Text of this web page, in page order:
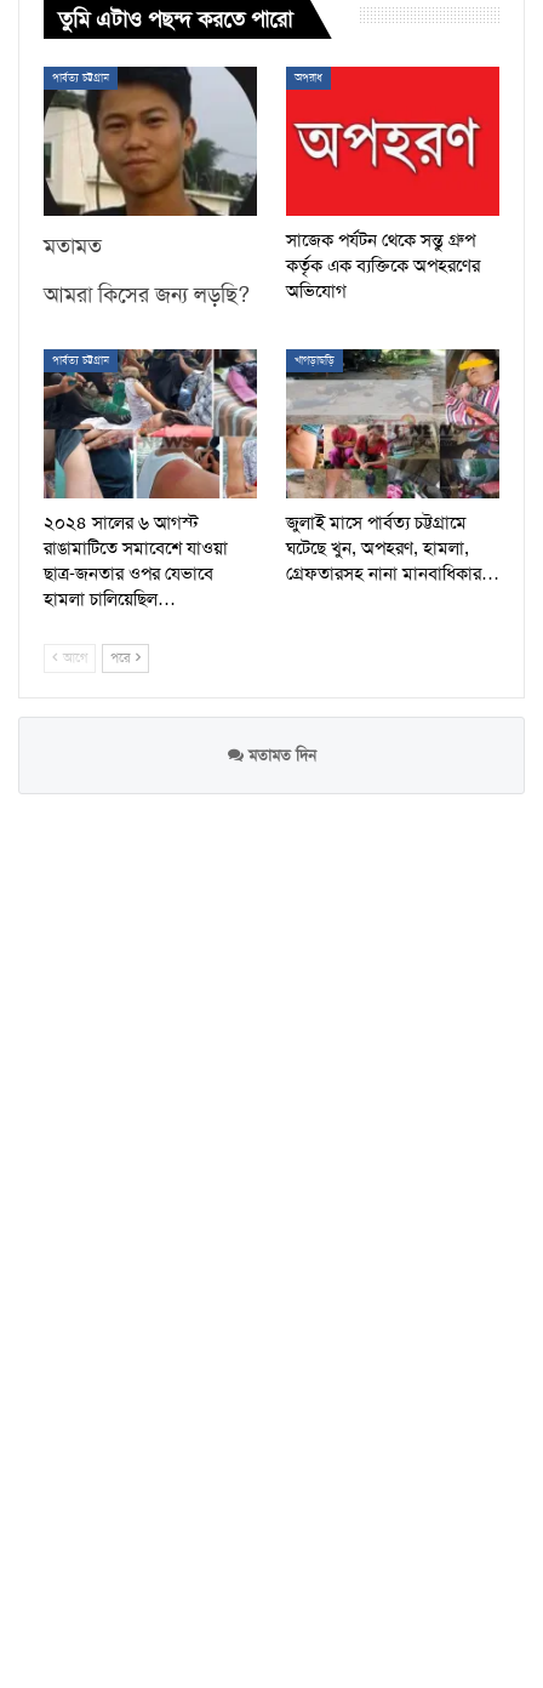
তুমি এটাও পছন্দ করতে পারো
পার্বত্য চট্টগ্রাম
মতামত
আমরা কিসের জন্য লড়ছি?
অপরাধ
সাজেক পর্যটন থেকে সন্তু গ্রুপ
কর্তৃক এক ব্যক্তিকে অপহরণের
অভিযোগ
পার্বত্য চট্টগ্রাম
২০২৪ সালের ৬ আগস্ট
রাঙামাটিতে সমাবেশে যাওয়া
ছাত্র-জনতার ওপর যেভাবে
হামলা চালিয়েছিল…
খাগড়াছড়ি
জুলাই মাসে পার্বত্য চট্টগ্রামে
ঘটেছে খুন, অপহরণ, হামলা,
গ্রেফতারসহ নানা মানবাধিকার…
আগে পরে
মতামত দিন